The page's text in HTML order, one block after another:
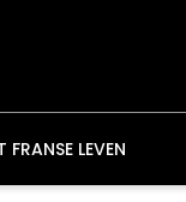
FRANSE LEVEN